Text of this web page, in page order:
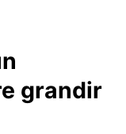
grandir